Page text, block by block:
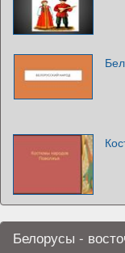
Белорусы -